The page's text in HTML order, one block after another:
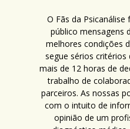
O Fãs da
público mensagens
melhores condições
segue sérios critérios
mais de 12 horas de
trabalho de
parceiros. As nossas
com o intuito de
opinião de um